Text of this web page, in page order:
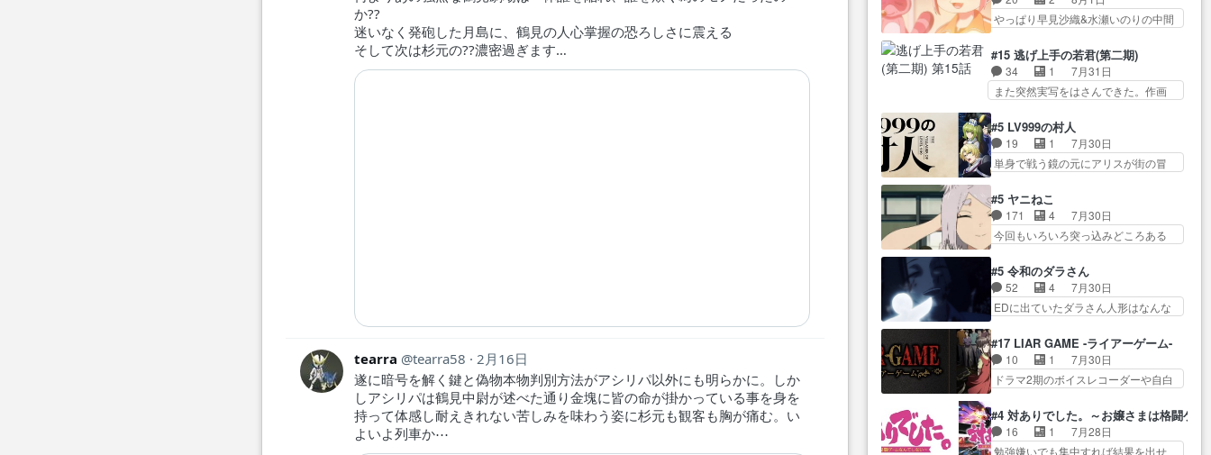
か??
迷いなく発砲した月島に、鶴見の人心掌握の恐ろしさに震える
そして次は杉元の??濃密過ぎます…
tearra tearra58
2月16日
遂に暗号を解く鍵と偽物本物判別方法がアシリパ以外にも明らかに。しか
しアシリパは鶴見中尉が述べた通り金塊に皆の命が掛かっている事を身を
持って体感し耐えきれない苦しみを味わう姿に杉元も観客も胸が痛む。い
よいよ列車か⋯
ん！！しかし、ビオラが仕…
所で日々を送る鬼… 「お前(鬼夜
叉)が凄いのではなく客が凄い…
猫の動き… 登場人物の我が強
い。新しい獅子舞に拘って… 第
５話をprimevideoで視聴しまし…
今… 幼女に拾われたお市ちゃん
の恩返し。化け猫… 役にて出演
ン… トイ・ストーリーみたいな
始まり。流石に除… 猫相手にな
んでそんなに…と思ったらそう
化け猫は油が好物… 今回はあか
やし1体のみで15分。金持ちの…
今更だけど霊が性行為で祓えること
は何とな…
やっぱり早見沙織&水瀬いのりの中間
とになってたんだっけ… 登場人
物が増えてわいわいしたところが好
き… 初コミティアで２０冊刷り
は妥当だよね。俺… 藤森さんの
が⋯… 〜漫画に「想い」をこめ
よう｣娘に漫画であ… 何回この作
品に泣かされるのだろう。光が
っていいなあ。同… コミティア
参加のしおりを徹夜で作る先生
(… お母さん、娘にあんな漫画描
かれたら泣いち…
#15 逃げ上手の若君(第二期)
34 1
7月31日
また突然実写をはさんできた。作画
る事と分かると水を得た… 30歳
まで童貞だと魔法使いになれるとい
う… こっちの諏訪の三大将もま
たクセが強いw色… 頼重が完全に
が… 弧次郎「欲を我慢して強く
なれるなら大飯食… 変化球な演
出も交えながらの状況説明が本
した！最終的に… この高らかな
DT宣言、合田一人に通じるも…
この作品は近年稀に見るおっさんキ
ャラの充…
#5 LV999の村人
19 1
7月30日
単身で戦う鏡の元にアリスが街の冒
に飲み込まれた転生者と… みん
なががんばってくれたアリスの父ち
ゃん… 成長限界が999である村人
と定めた上位存… 大規模バトル
り… やっぱり勇者より強かった
か笑統率力LV9… 普通の人間の親
子やーん総務課長と娘の女子…
の… そのために役割を超越する
者の出現させるた… アリスのお
陰で他の勇者達も共闘してくれ魔…
#5 ヤニねこ
171 4
7月30日
今回もいろいろ突っ込みどころある
の話が尋常じゃない雰囲… 妹子
ちゃんの恋愛話をしたり、タバコを
生産… ここうっすら思ったこと
ズバリ言ってくれて… おかし
配… ヤクねこのクワガタ取りの
話見て切なくなっ… 普段は選別
された4～600レスを2,30… 隠し
正… なんか今日はかなり一瞬で
終わっちまったっ… 先週と比べ
てまだまともに見えた。4話は過…
#5 令和のダラさん
52 4
7月30日
EDに出ていたダラさん人形はなんな
生まれた日』をダラさ… 陰惨な
過去がきっちり現代に継承されてい
る… ダラさんと姉弟の母との出
会いの話やはりダ… ダラさんの
人… 第５話感想：２人の過剰な
貢ぎ物?の礼とし… 第５話感想：
#17 LIAR GAME -ライアーゲーム-
10 1
7月30日
ドラマ2期のボイスレコーダーや自白
をつくのが抜群に上手… 昼の国
の奴らも馬鹿が多いが、夜の国も同
じ… ご視聴ありがとうございま
#4 対ありでした。～お嬢さまは格闘ゲ
16 1
7月28日
勉強嫌いでも集中すれば結果を出せ